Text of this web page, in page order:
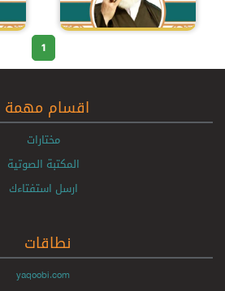
1
اقسام مهمة
مختارات
المكتبة الصوتية
ارسل استفتاءك
نطاقات
yaqoobi.com